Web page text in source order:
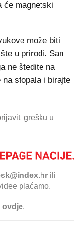
će magnetski
može biti
u prirodi. San
ne štedite na
na stopala i birajte
grešku u
ili
plaćamo.
ovdje.